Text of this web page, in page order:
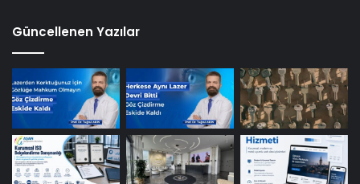
Güncellenen Yazılar